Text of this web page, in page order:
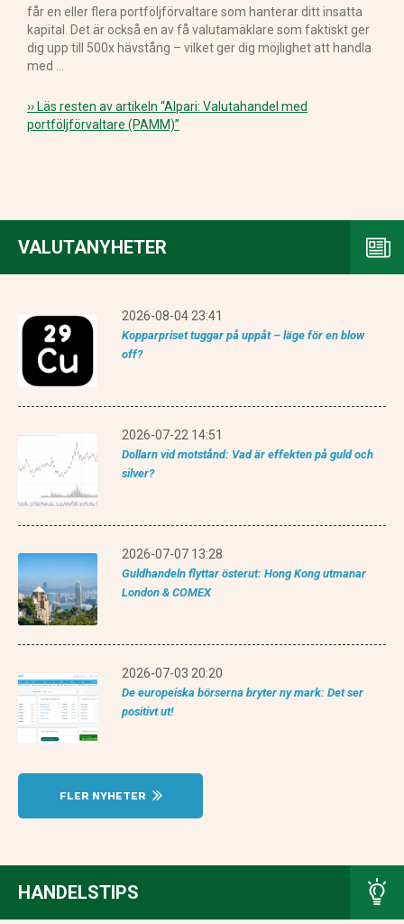
får en eller flera portföljförvaltare som hanterar ditt insatta
kapital. Det är också en av få valutamäklare som faktiskt ger
dig upp till 500x hävstång – vilket ger dig möjlighet att handla
med …
›› Läs resten av artikeln “Alpari: Valutahandel med
portföljförvaltare (PAMM)”
VALUTANYHETER
2026-08-04 23:41
Kopparpriset tuggar på uppåt – läge för en blow
off?
2026-07-22 14:51
Dollarn vid motstånd: Vad är effekten på guld och
silver?
2026-07-07 13:28
Guldhandeln flyttar österut: Hong Kong utmanar
London & COMEX
2026-07-03 20:20
De europeiska börserna bryter ny mark: Det ser
positivt ut!
FLER NYHETER
HANDELSTIPS